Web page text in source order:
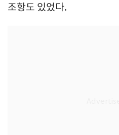
조항도 있었다.